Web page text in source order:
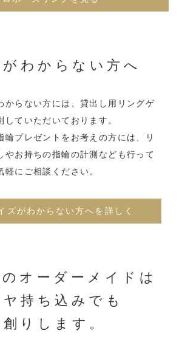
わからない方へ
からない方には、 貸出し用リングゲ
していただいております。
輪プレゼントをお考えの方には、
リ
やお持ちの指輪の計測なども 行って
軽にご相談ください。
ズがわからない方へを詳しく
オーダーメイドは
持ち込みでも
創りします。